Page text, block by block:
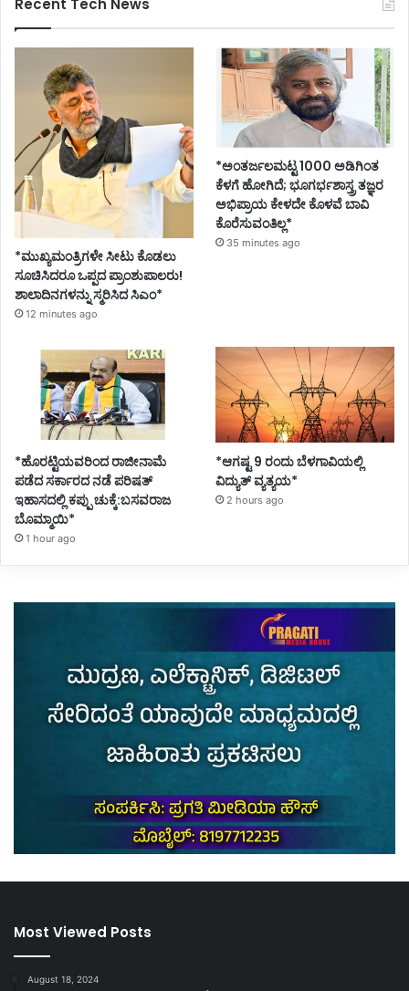
*ಮುಖ್ಯಮಂತ್ರಿಗಳೇ ಸೀಟು ಕೊಡಲು
ಸೂಚಿಸಿದರೂ ಒಪ್ಪದ ಪ್ರಾಂಶುಪಾಲರು!
ಶಾಲಾದಿನಗಳನ್ನು ಸ್ಮರಿಸಿದ ಸಿಎಂ*
12 minutes ago
*ಅಂತರ್ಜಲಮಟ್ಟ 1000 ಅಡಿಗಿಂತ
ಕೆಳಗೆ ಹೋಗಿದೆ; ಭೂಗರ್ಭಶಾಸ್ತ್ರ ತಜ್ಞರ
ಅಭಿಪ್ರಾಯ ಕೇಳದೇ ಕೊಳವೆ ಬಾವಿ
ಕೊರೆಸುವಂತಿಲ್ಲ*
35 minutes ago
*ಹೊರಟ್ಟಿಯವರಿಂದ ರಾಜೀನಾಮೆ
ಪಡೆದ ಸರ್ಕಾರದ ನಡೆ ಪರಿಷತ್
ಇಹಾಸದಲ್ಲಿ ಕಪ್ಪು ಚುಕ್ಕೆ:ಬಸವರಾಜ
ಬೊಮ್ಮಾಯಿ*
1 hour ago
*ಆಗಷ್ಟ 9 ರಂದು ಬೆಳಗಾವಿಯಲ್ಲಿ
ವಿದ್ಯುತ್ ವ್ಯತ್ಯಯ*
2 hours ago
Most Viewed Posts
August 18, 2024